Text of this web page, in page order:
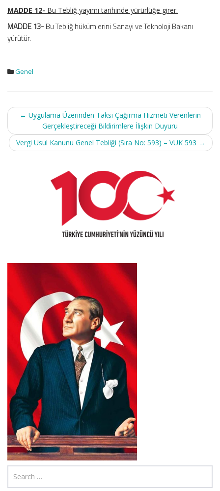
MADDE 12- Bu Tebliğ yayımı tarihinde yürürlüğe girer.
MADDE 13-Bu Tebliğ hükümlerini Sanayi ve Teknoloji Bakanı
yürütür.
Genel
Post
navigation
← Uygulama Üzerinden Taksi Çağırma Hizmeti Verenlerin
Gerçekleştireceği Bildirimlere İlişkin Duyuru
Vergi Usul Kanunu Genel Tebliği (Sıra No: 593) – VUK 593 →